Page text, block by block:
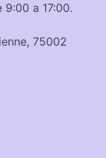
a 17:00.
75002